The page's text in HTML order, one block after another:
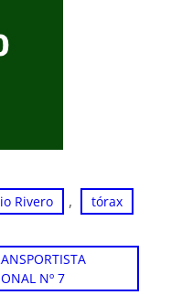
Rivero , tórax
Nº 7